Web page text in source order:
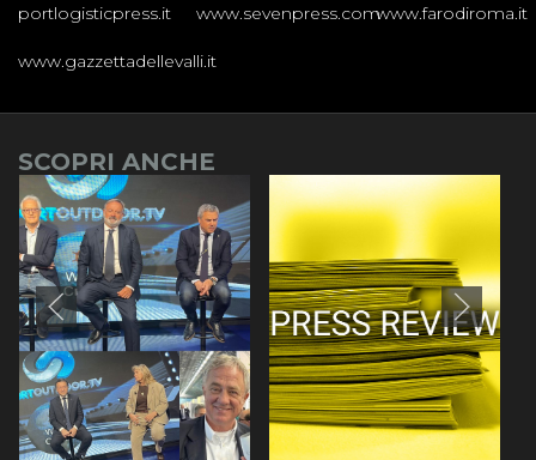
portlogisticpress.it www.sevenpress.comwww.farodiroma.it
www.gazzettadellevalli.it
SCOPRI ANCHE